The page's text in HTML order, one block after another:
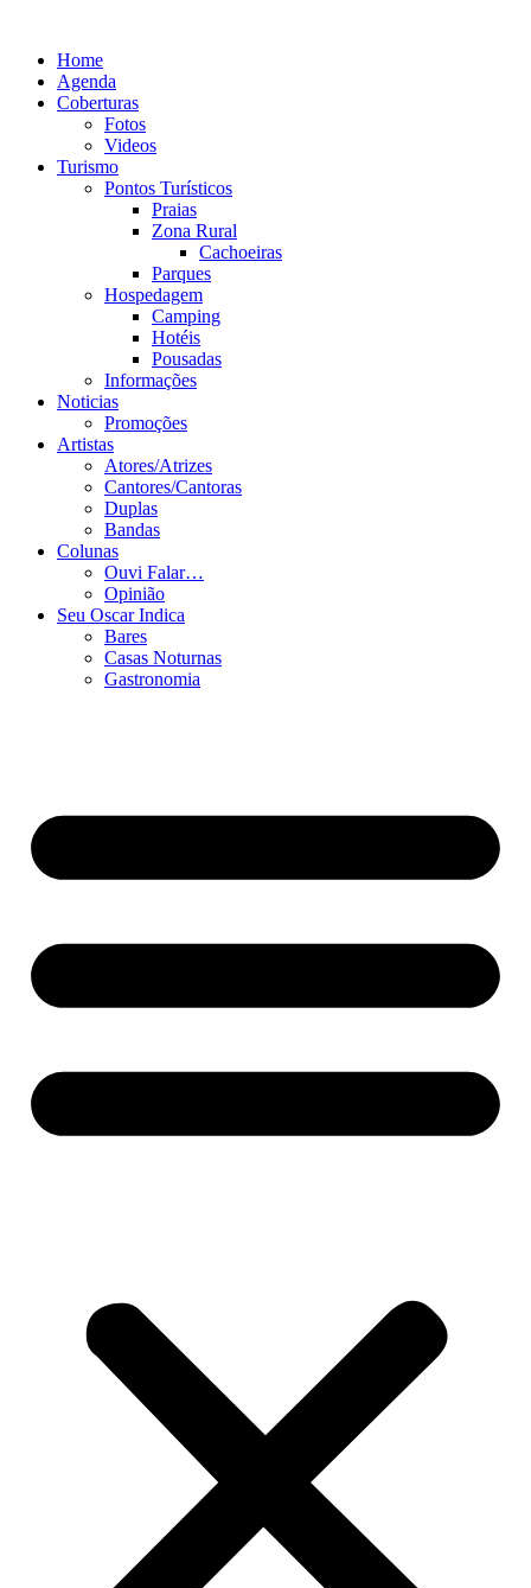
conteúdo
Home
Agenda
Coberturas
Fotos
Videos
Turismo
Pontos Turísticos
Praias
Zona Rural
Cachoeiras
Parques
Hospedagem
Camping
Hotéis
Pousadas
Informações
Noticias
Promoções
Artistas
Atores/Atrizes
Cantores/Cantoras
Duplas
Bandas
Colunas
Ouvi Falar…
Opinião
Seu Oscar Indica
Bares
Casas Noturnas
Gastronomia